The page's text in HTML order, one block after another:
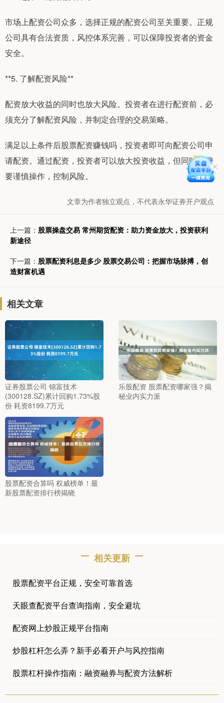
市场上配资公司众多，选择正规的配资公司至关重要。正规
公司具有合法资质，风控体系完善，可以保障投资者的资金
安全。
**5. 了解配资风险**
配资放大收益的同时也放大风险。投资者在进行配资前，必
须充分了解配资风险，并制定合理的交易策略。
满足以上条件后股票配资赚钱吗，投资者即可向配资公司申
请配资。通过配资，投资者可以放大投资收益，但同时也需
要谨慎操作，控制风险。
文章为作者独立观点，不代表永华证券开户观点
上一篇： 股票操盘交易 常州期货配资：助力资金放大，投资获利
新途径
下一篇： 股票配资利息是多少 股票交易公司：把握市场脉搏，创
造财富机遇
相关文章
证券股票公司 锦富技术
(300128.SZ)累计回购1.73%股
份 耗资8199.7万元
乐股配资 股票配资哪家强？揭
秘业内实力派
股票配资合算吗 权威榜单！最
新股票配资排行榜揭晓
相关更新
股票配资平台正规，安全可靠首选
天眼查配资平台查询指南，安全避坑
配资网上炒股正规平台指南
炒股杠杆怎么弄？新手必看开户与风控指南
股票杠杆操作指南：融资融券与配资方法解析